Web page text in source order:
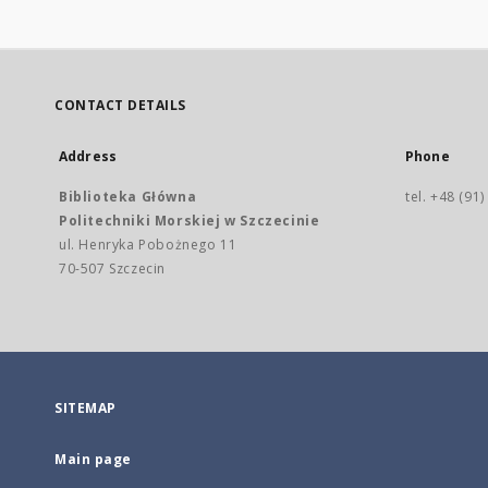
CONTACT DETAILS
Address
Biblioteka Główna
Politechniki Morskiej w Szczecinie
ul. Henryka Pobożnego 11
70-507 Szczecin
Phone
tel. +48
SITEMAP
Main page